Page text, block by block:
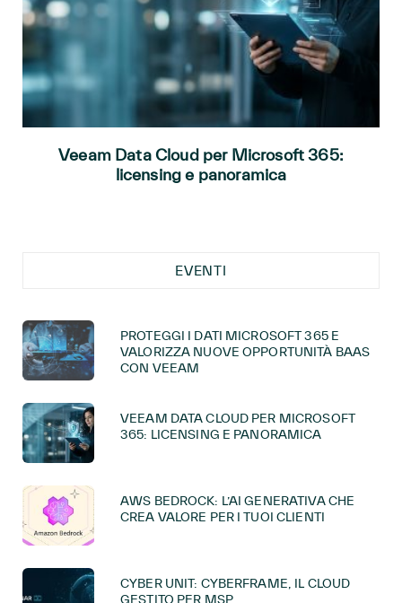
Veeam Data Cloud per Microsoft 365:
licensing e panoramica
EVENTI
PROTEGGI I DATI MICROSOFT 365 E
VALORIZZA NUOVE OPPORTUNITÀ BAAS
CON VEEAM
VEEAM DATA CLOUD PER MICROSOFT
365: LICENSING E PANORAMICA
AWS BEDROCK: L’AI GENERATIVA CHE
CREA VALORE PER I TUOI CLIENTI
CYBER UNIT: CYBERFRAME, IL CLOUD
GESTITO PER MSP